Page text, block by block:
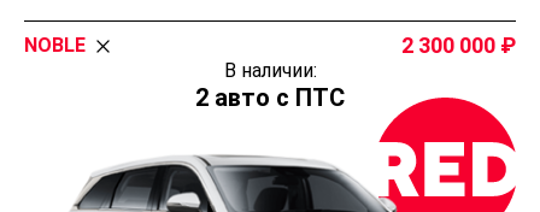
NOBLE 2 300 000
В наличии:
2 авто с ПТС